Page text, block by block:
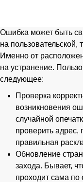
Ошибка может быть
на пользовательской,
Именно от
на устранение.
следующее:
Проверка
возникновения
случайной
проверить адрес,
правильная
Обновление
захода. Бывает,
проходит сама по